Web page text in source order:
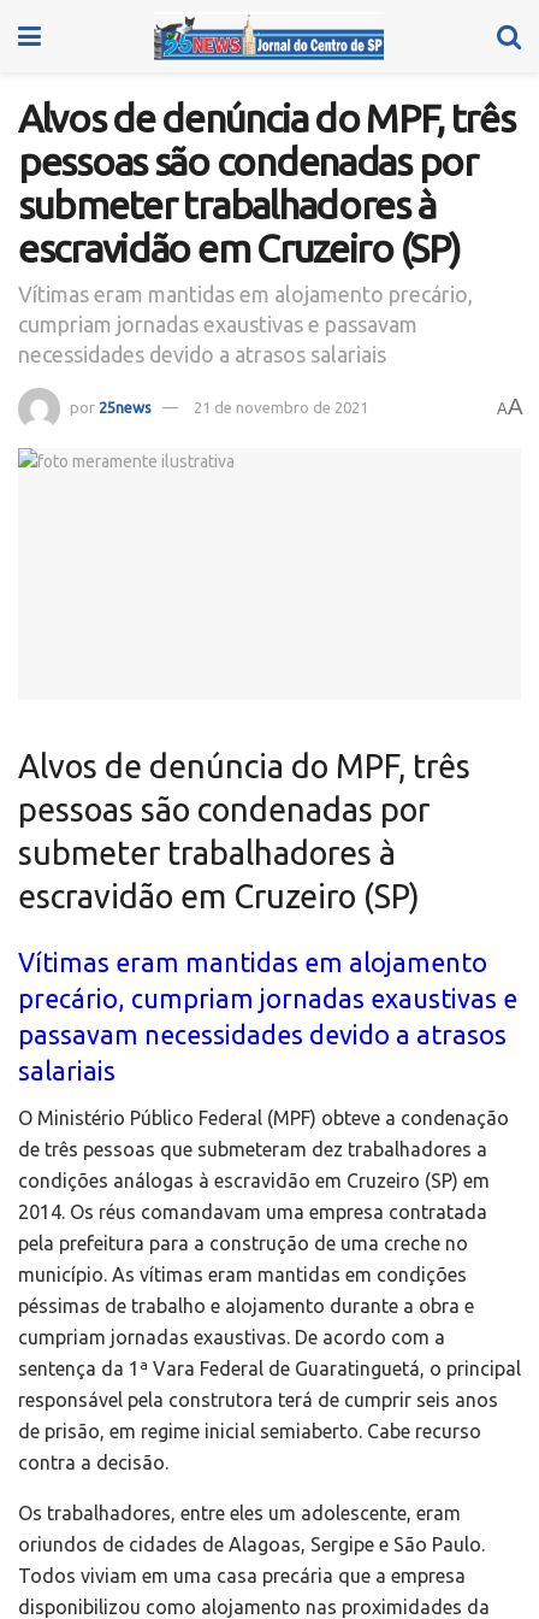
Alvos de denúncia do MPF, três
pessoas são condenadas por
submeter trabalhadores à
escravidão em Cruzeiro (SP)
Vítimas eram mantidas em alojamento precário,
cumpriam jornadas exaustivas e passavam
necessidades devido a atrasos salariais
por 25news 21 de novembro de 2021 AA
Alvos de denúncia do MPF, três
pessoas são condenadas por
submeter trabalhadores à
escravidão em Cruzeiro (SP)
Vítimas eram mantidas em alojamento
precário, cumpriam jornadas exaustivas e
passavam necessidades devido a atrasos
salariais
O Ministério Público Federal (MPF) obteve a condenação
de três pessoas que submeteram dez trabalhadores a
condições análogas à escravidão em Cruzeiro (SP) em
2014. Os réus comandavam uma empresa contratada
pela prefeitura para a construção de uma creche no
município. As vítimas eram mantidas em condições
péssimas de trabalho e alojamento durante a obra e
cumpriam jornadas exaustivas. De acordo com a
sentença da 1ª Vara Federal de Guaratinguetá, o principal
responsável pela construtora terá de cumprir seis anos
de prisão, em regime inicial semiaberto. Cabe recurso
contra a decisão.
Os trabalhadores, entre eles um adolescente, eram
oriundos de cidades de Alagoas, Sergipe e São Paulo.
Todos viviam em uma casa precária que a empresa
disponibilizou como alojamento nas proximidades da